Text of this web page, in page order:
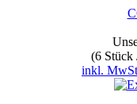
(6 Stück
inkl.